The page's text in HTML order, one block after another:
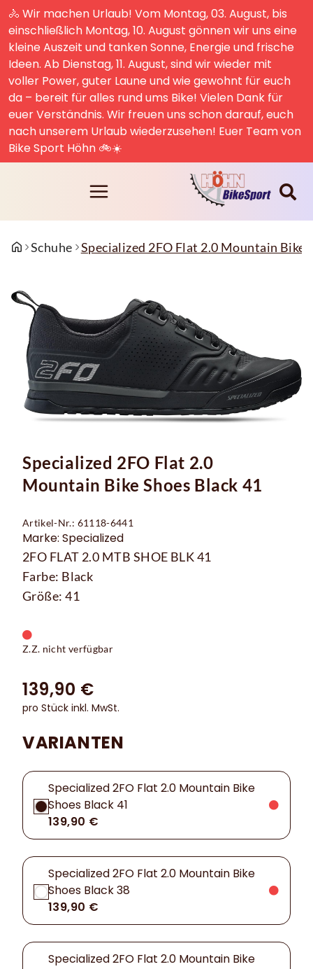
🚴 Wir machen Urlaub! Vom Montag, 03. August, bis
einschließlich Montag, 10. August gönnen wir uns eine
kleine Auszeit und tanken Sonne, Energie und frische
Ideen. Ab Dienstag, 11. August, sind wir wieder mit
voller Power, guter Laune und wie gewohnt für euch
da – bereit für alles rund ums Bike! Vielen Dank für
euer Verständnis. Wir freuen uns schon darauf, euch
nach unserem Urlaub wiederzusehen! Euer Team von
Bike Sport Höhn 🚲☀️
Schuhe Specialized 2FO Flat 2.0 Mountain Bike
Specialized 2FO Flat 2.0
Mountain Bike Shoes Black 41
Artikel-Nr.: 61118-6441
Marke: Specialized
2FO FLAT 2.0 MTB SHOE BLK 41
Farbe: Black
Größe: 41
Z.Z. nicht verfügbar
139,90 €
pro Stück inkl. MwSt.
VARIANTEN
Specialized 2FO Flat 2.0 Mountain Bike
Shoes Black 41
139,90 €
Specialized 2FO Flat 2.0 Mountain Bike
Shoes Black 38
139,90 €
Specialized 2FO Flat 2.0 Mountain Bike